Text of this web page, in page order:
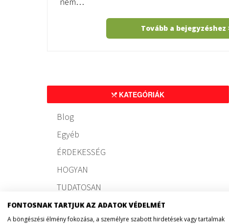
Tovább a bejegyzéshez
KATEGÓRIÁK
Blog
Egyéb
ÉRDEKESSÉG
HOGYAN
TUDATOSAN
FONTOSNAK TARTJUK AZ ADATOK VÉDELMÉT
A böngészési élmény fokozása, a személyre szabott hirdetések vagy tartalmak